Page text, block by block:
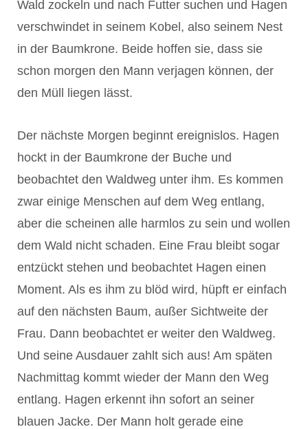
Wald zockeln und nach Futter suchen und Hagen
verschwindet in seinem Kobel, also seinem Nest
in der Baumkrone. Beide hoffen sie, dass sie
schon morgen den Mann verjagen können, der
den Müll liegen lässt.
Der nächste Morgen beginnt ereignislos. Hagen
hockt in der Baumkrone der Buche und
beobachtet den Waldweg unter ihm. Es kommen
zwar einige Menschen auf dem Weg entlang,
aber die scheinen alle harmlos zu sein und wollen
dem Wald nicht schaden. Eine Frau bleibt sogar
entzückt stehen und beobachtet Hagen einen
Moment. Als es ihm zu blöd wird, hüpft er einfach
auf den nächsten Baum, außer Sichtweite der
Frau. Dann beobachtet er weiter den Waldweg.
Und seine Ausdauer zahlt sich aus! Am späten
Nachmittag kommt wieder der Mann den Weg
entlang. Hagen erkennt ihn sofort an seiner
blauen Jacke. Der Mann holt gerade eine